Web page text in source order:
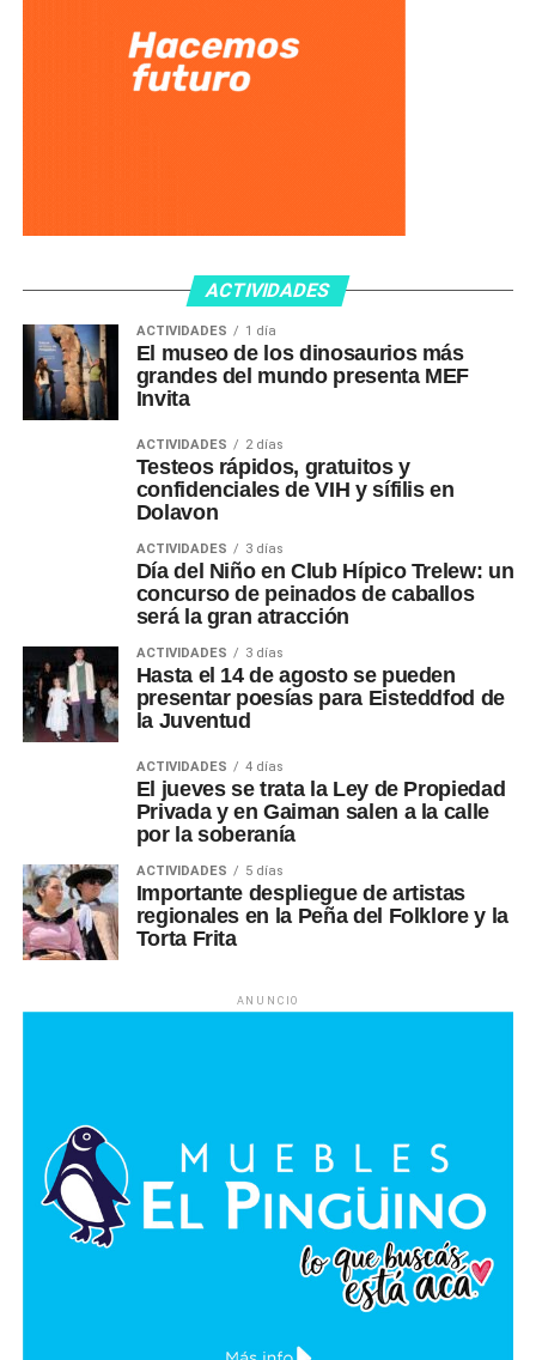
ACTIVIDADES
ACTIVIDADES 1 día
El museo de los dinosaurios más
grandes del mundo presenta MEF
Invita
ACTIVIDADES 2 días
Testeos rápidos, gratuitos y
confidenciales de VIH y sífilis en
Dolavon
ACTIVIDADES 3 días
Día del Niño en Club Hípico Trelew: un
concurso de peinados de caballos
será la gran atracción
ACTIVIDADES 3 días
Hasta el 14 de agosto se pueden
presentar poesías para Eisteddfod de
la Juventud
ACTIVIDADES 4 días
El jueves se trata la Ley de Propiedad
Privada y en Gaiman salen a la calle
por la soberanía
ACTIVIDADES 5 días
Importante despliegue de artistas
regionales en la Peña del Folklore y la
Torta Frita
ANUNCIO